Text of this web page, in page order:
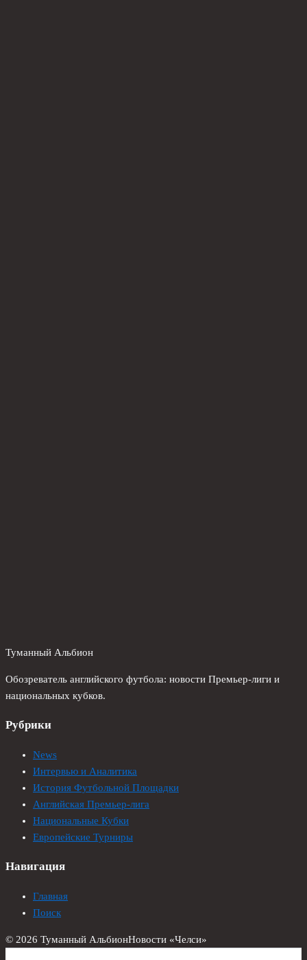
Туманный Альбион
Обозреватель английского футбола: новости Премьер-лиги и
национальных кубков.
Рубрики
News
Интервью и Аналитика
История Футбольной Площадки
Английская Премьер-лига
Национальные Кубки
Европейские Турниры
Навигация
Главная
Поиск
© 2026 Туманный АльбионНовости «Челси»